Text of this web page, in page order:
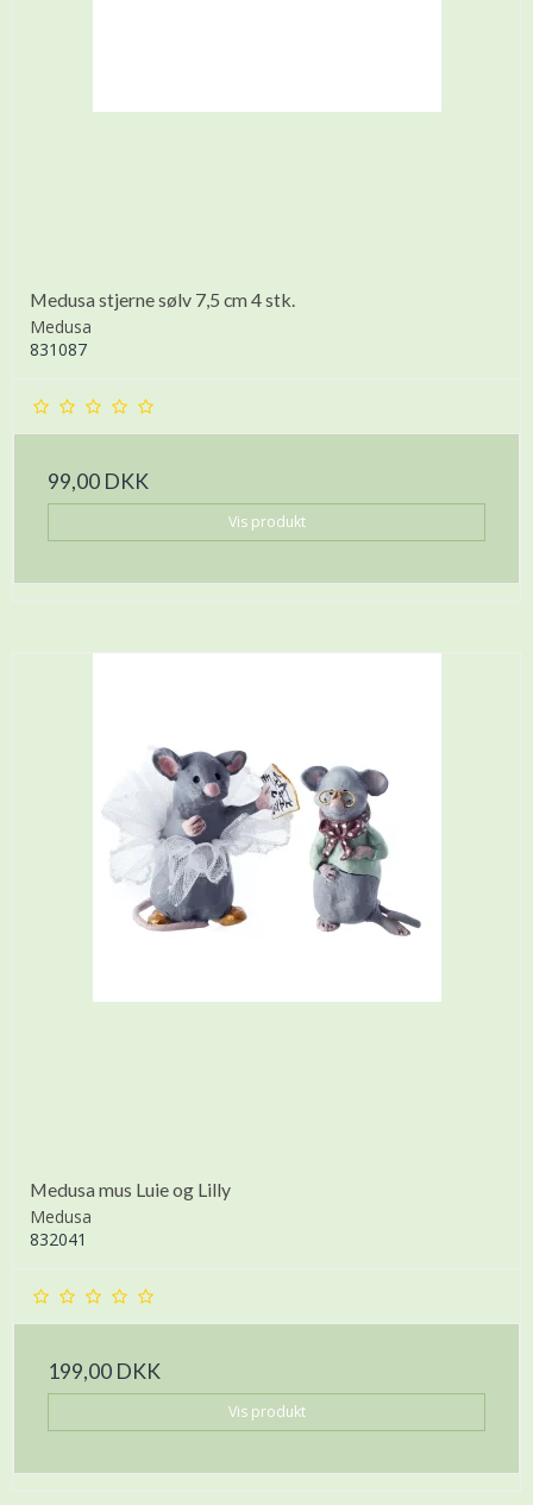
Medusa stjerne sølv 7,5 cm 4 stk.
Medusa
831087
99,00 DKK
Vis produkt
Medusa mus Luie og Lilly
Medusa
832041
199,00 DKK
Vis produkt